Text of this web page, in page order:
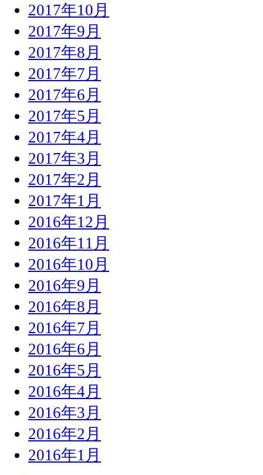
2017年10月
2017年9月
2017年8月
2017年7月
2017年6月
2017年5月
2017年4月
2017年3月
2017年2月
2017年1月
2016年12月
2016年11月
2016年10月
2016年9月
2016年8月
2016年7月
2016年6月
2016年5月
2016年4月
2016年3月
2016年2月
2016年1月